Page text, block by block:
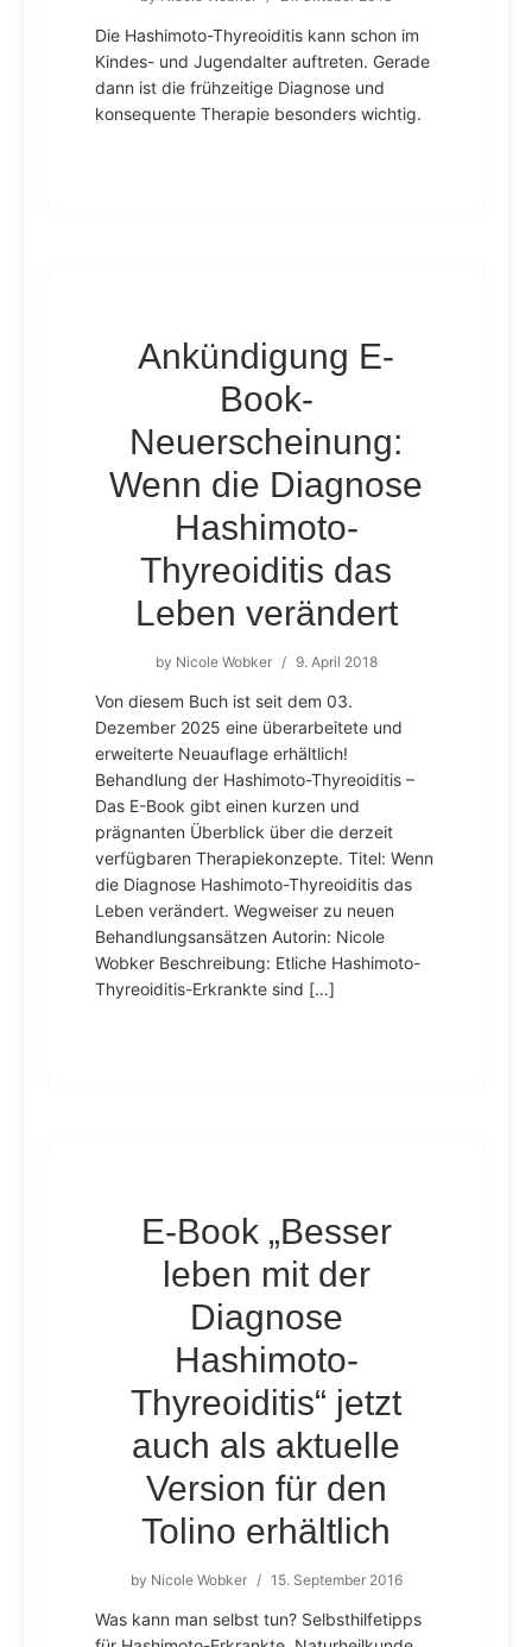
Die Hashimoto-Thyreoiditis kann schon im
Kindes- und Jugendalter auftreten. Gerade
dann ist die frühzeitige Diagnose und
konsequente Therapie besonders wichtig.
Ankündigung E-
Book-
Neuerscheinung:
Wenn die Diagnose
Hashimoto-
Thyreoiditis das
Leben verändert
by Nicole Wobker / 9. April 2018
Von diesem Buch ist seit dem 03.
Dezember 2025 eine überarbeitete und
erweiterte Neuauflage erhältlich!
Behandlung der Hashimoto-Thyreoiditis –
Das E-Book gibt einen kurzen und
prägnanten Überblick über die derzeit
verfügbaren Therapiekonzepte. Titel: Wenn
die Diagnose Hashimoto-Thyreoiditis das
Leben verändert. Wegweiser zu neuen
Behandlungsansätzen Autorin: Nicole
Wobker Beschreibung: Etliche Hashimoto-
Thyreoiditis-Erkrankte sind […]
E-Book „Besser
leben mit der
Diagnose
Hashimoto-
Thyreoiditis“ jetzt
auch als aktuelle
Version für den
Tolino erhältlich
by Nicole Wobker / 15. September 2016
Was kann man selbst tun? Selbsthilfetipps